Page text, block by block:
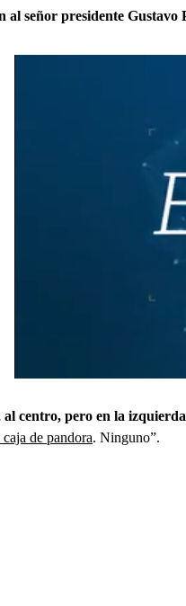
al señor presidente
al centro, pero en la
de pandora. Ninguno”.